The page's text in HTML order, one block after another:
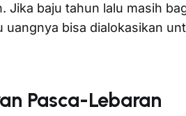
Jika baju tahun lalu masih
bisa dialokasikan
Pasca-Lebaran